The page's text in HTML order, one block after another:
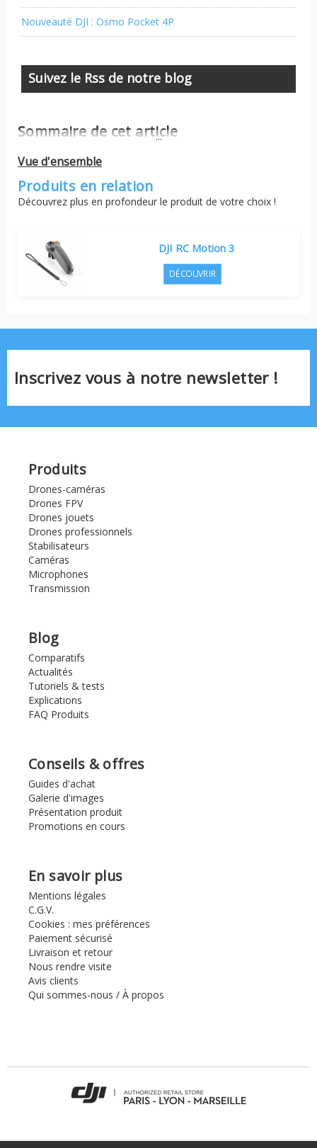
Nouveauté DJI : Osmo Pocket 4P
Suivez le Rss de notre blog
Sommaire de cet article
...
Vue d'ensemble
Produits en relation
Découvrez plus en profondeur le produit de votre choix !
DJI RC Motion 3
DÉCOUVRIR
Inscrivez vous à notre newsletter !
Produits
Drones-caméras
Drones FPV
Drones jouets
Drones professionnels
Stabilisateurs
Caméras
Microphones
Transmission
Blog
Comparatifs
Actualités
Tutoriels & tests
Explications
FAQ Produits
Conseils & offres
Guides d'achat
Galerie d'images
Présentation produit
Promotions en cours
En savoir plus
Mentions légales
C.G.V.
Cookies : mes préférences
Paiement sécurisé
Livraison et retour
Nous rendre visite
Avis clients
Qui sommes-nous / À propos